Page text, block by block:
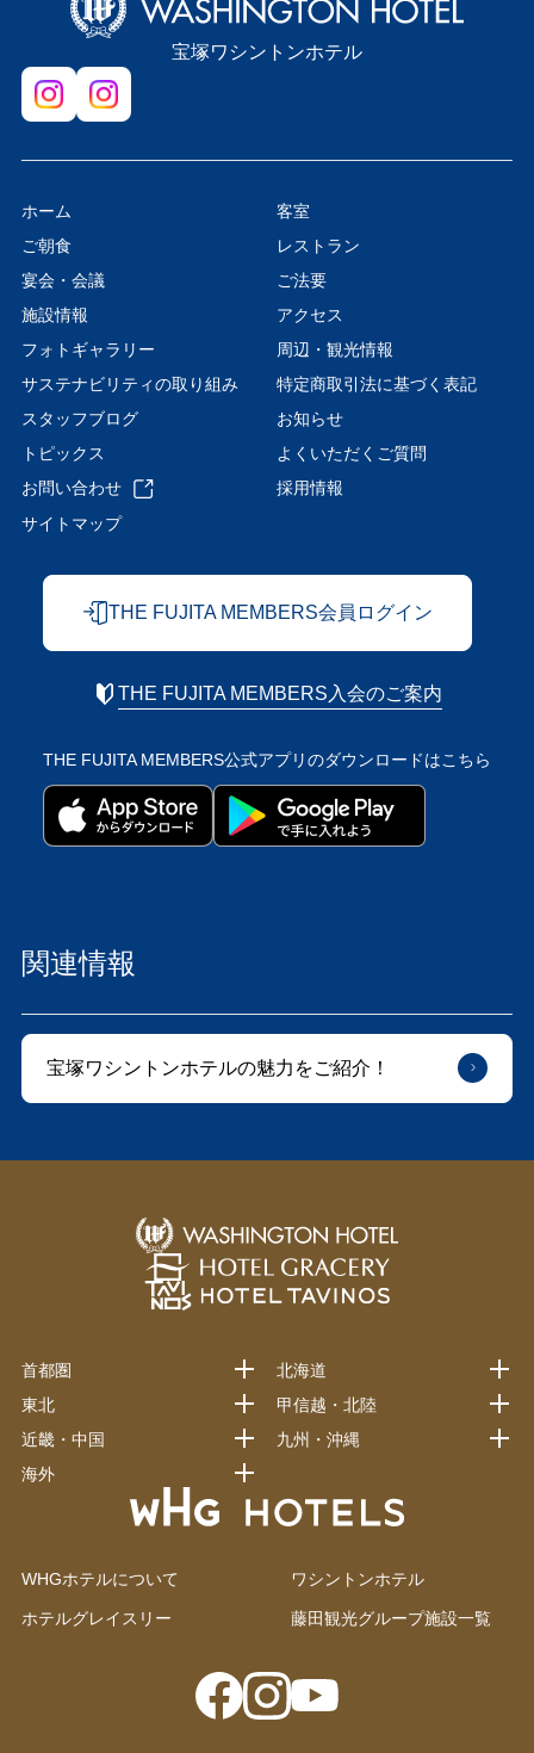
宝塚ワシントンホテル
ホーム
客室
ご朝食
レストラン
宴会・会議
ご法要
施設情報
アクセス
フォトギャラリー
周辺・観光情報
サステナビリティの取り組み
特定商取引法に基づく表記
スタッフブログ
お知らせ
トピックス
よくいただくご質問
お問い合わせ
採用情報
サイトマップ
THE FUJITA MEMBERS会員ログイン
THE FUJITA MEMBERS入会のご案内
THE FUJITA MEMBERS公式アプリのダウンロードはこちら
関連情報
宝塚ワシントンホテルの魅力をご紹介！
WHGホテルについて ワシントンホテル
ホテルグレイスリー 藤田観光グループ施設一覧
首都圏
北海道
東北
甲信越・北陸
近畿・中国
九州・沖縄
海外